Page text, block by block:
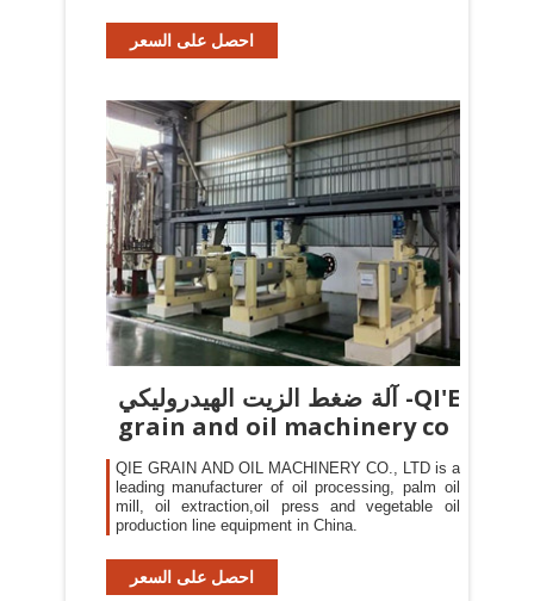
احصل على السعر
آلة ضغط الزيت الهيدروليكي -QI'E
grain and oil machinery co
QIE GRAIN AND OIL MACHINERY CO., LTD is a
leading manufacturer of oil processing, palm oil
mill, oil extraction,oil press and vegetable oil
production line equipment in China.
احصل على السعر